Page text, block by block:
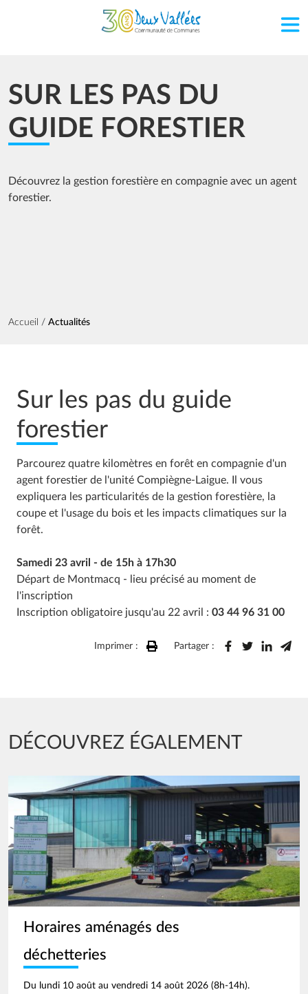
Aller au contenu principal
SUR LES PAS DU
GUIDE FORESTIER
Découvrez la gestion forestière en compagnie avec un agent
forestier.
Fil d'Ariane
Accueil Actualités
Sur les pas du guide
forestier
Parcourez quatre kilomètres en forêt en compagnie d'un
agent forestier de l'unité Compiègne-Laigue. Il vous
expliquera les particularités de la gestion forestière, la
coupe et l'usage du bois et les impacts climatiques sur la
forêt.
Samedi 23 avril - de 15h à 17h30
Départ de Montmacq - lieu précisé au moment de
l'inscription
Inscription obligatoire jusqu'au 22 avril : 03 44 96 31 00
Imprimer : Partager :
DÉCOUVREZ ÉGALEMENT
Horaires aménagés des
déchetteries
Du lundi 10 août au vendredi 14 août 2026 (8h-14h).